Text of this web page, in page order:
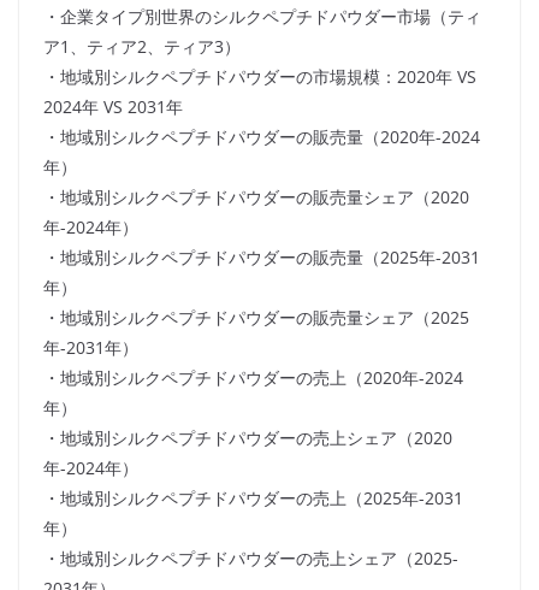
・企業タイプ別世界のシルクペプチドパウダー市場（ティ
ア1、ティア2、ティア3）
・地域別シルクペプチドパウダーの市場規模：2020年 VS
2024年 VS 2031年
・地域別シルクペプチドパウダーの販売量（2020年-2024
年）
・地域別シルクペプチドパウダーの販売量シェア（2020
年-2024年）
・地域別シルクペプチドパウダーの販売量（2025年-2031
年）
・地域別シルクペプチドパウダーの販売量シェア（2025
年-2031年）
・地域別シルクペプチドパウダーの売上（2020年-2024
年）
・地域別シルクペプチドパウダーの売上シェア（2020
年-2024年）
・地域別シルクペプチドパウダーの売上（2025年-2031
年）
・地域別シルクペプチドパウダーの売上シェア（2025-